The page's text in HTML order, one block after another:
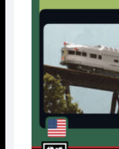
し
た。
で
す。